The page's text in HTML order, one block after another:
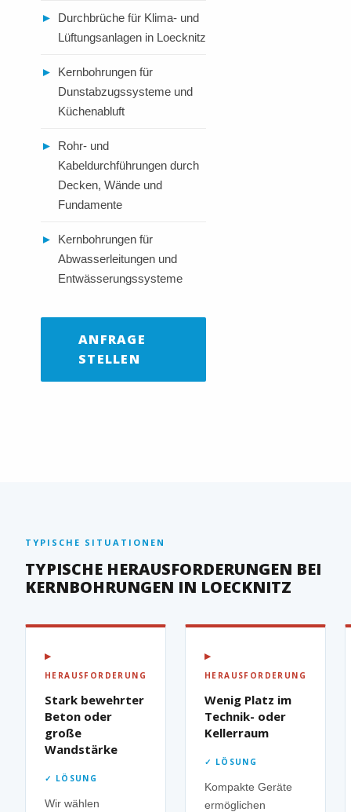
►
Durchbrüche für Klima- und
Lüftungsanlagen in Loecknitz
►
Kernbohrungen für
Dunstabzugssysteme und
Küchenabluft
►
Rohr- und
Kabeldurchführungen durch
Decken, Wände und
Fundamente
►
Kernbohrungen für
Abwasserleitungen und
Entwässerungssysteme
ANFRAGE
STELLEN
TYPISCHE SITUATIONEN
TYPISCHE HERAUSFORDERUNGEN BEI
KERNBOHRUNGEN IN LOECKNITZ
▶
HERAUSFORDERUNG
Stark bewehrter
Beton oder
große
Wandstärke
✓ LÖSUNG
Wir wählen
▶
HERAUSFORDERUNG
Wenig Platz im
Technik- oder
Kellerraum
✓ LÖSUNG
Kompakte Geräte
ermöglichen